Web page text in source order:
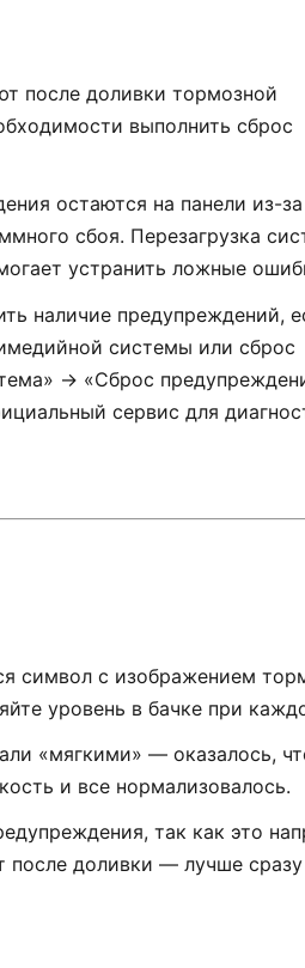
после доливки тормозной
выполнить сброс
остаются на панели из-за
сбоя. Перезагрузка
устранить ложные
наличие предупреждений,
системы или сброс
→ «Сброс
сервис для
символ с изображением
уровень в бачке при
«мягкими» — оказалось,
и все нормализовалось.
так как это
после доливки — лучше